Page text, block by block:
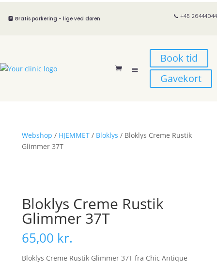
🅿️ Gratis parkering - lige ved døren 📞 +45 26444044
Book tid
Gavekort
Webshop / HJEMMET/ Bloklys / Bloklys Creme Rustik
Glimmer 37T
Bloklys Creme Rustik
Glimmer 37T
65,00 kr.
Bloklys Creme Rustik Glimmer 37T fra Chic Antique